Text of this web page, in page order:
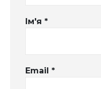
Ім'я *
Email *